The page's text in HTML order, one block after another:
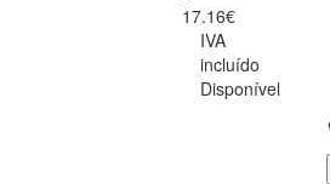
17.16€
IVA
incluído
Disponível